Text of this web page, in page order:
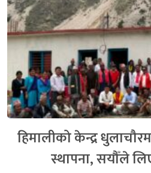
हिमालीको केन्द्र
स्थापना, सयौँले